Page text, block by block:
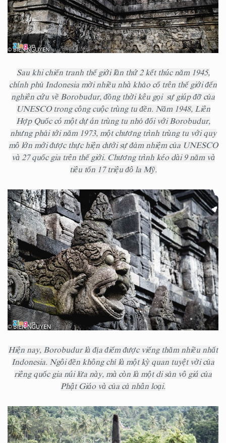
Sau khi chiến tranh thế giới lần thứ 2 kết thúc năm 1945,
chính phủ Indonesia mời nhiều nhà khảo cổ trên thế giới đến
nghiên cứu về Borobudur, đồng thời kêu gọi sự giúp đỡ của
UNESCO trong công cuộc trùng tu đền. Năm 1948, Liên
Hợp Quốc có một dự án trùng tu nhỏ đối với Borobudur,
nhưng phải tới năm 1973, một chương trình trùng tu với quy
mô lớn mới được thực hiện dưới sự đảm nhiệm của UNESCO
và 27 quốc gia trên thế giới. Chương trình kéo dài 9 năm và
tiêu tốn 17 triệu đô la Mỹ.
Hiện nay, Borobudur là địa điểm được viếng thăm nhiều nhất
Indonesia. Ngôi đền không chỉ là một kỳ quan tuyệt vời của
riêng quốc gia núi lửa này, mà còn là một di sản vô giá của
Phật Giáo và của cả nhân loại.